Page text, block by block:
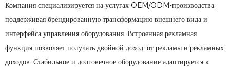
Компания специализируется на услугах OEM/ODM-производства,
поддерживая брендированную трансформацию внешнего вида и
интерфейса управления оборудования. Встроенная рекламная
функция позволяет получать двойной доход: от рекламы и рекламных
доходов. Стабильное и долговечное оборудование адаптируется к